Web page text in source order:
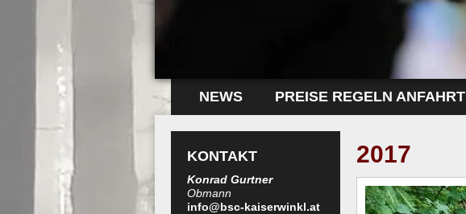
NEWS PREISE REGELN ANFAHRT
KONTAKT
Konrad Gurtner
Obmann
info@bsc-kaiserwinkl.at
2017